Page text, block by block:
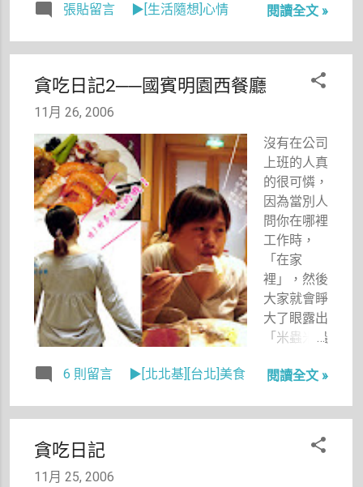
杜金娥送給
唱了出來，
他的腦中想
起了他對金
好哀傷好哀
傷。深夜聽
著，一遍又
一遍，我想
起了你。
張貼留言 ▶[生活隨想]心情 閱讀全文 »
貪吃日記2──國賓明園西餐廳
11月 26, 2006
沒有在公司
上班的人真
的很可憐，
因為當別人
問你在哪裡
工作時，
「在家
裡」，然後
大家就會睜
大了眼露出
「米蟲米蟲
的眼神。就
卡都困難重
重，受到不
少刁難，只
6 則留言 ▶[北北基][台北]美食 閱讀全文 »
貪吃日記
11月 25, 2006